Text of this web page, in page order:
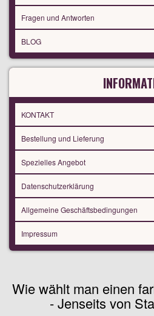
Fragen und Antworten
BLOG
KONTAKT
Bestellung und Lieferung
Spezielles Angebot
Datenschutzerklärung
Allgemeine Geschäftsbedingungen
Impressum
Wie wählt man einen
- Jenseits von